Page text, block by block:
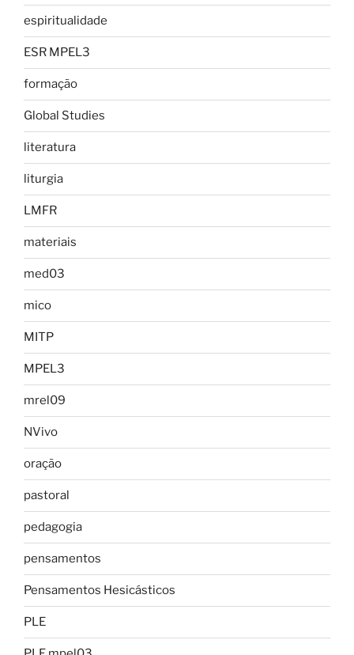
espiritualidade
ESR MPEL3
formação
Global Studies
literatura
liturgia
LMFR
materiais
med03
mico
MITP
MPEL3
mrel09
NVivo
oração
pastoral
pedagogia
pensamentos
Pensamentos Hesicásticos
PLE